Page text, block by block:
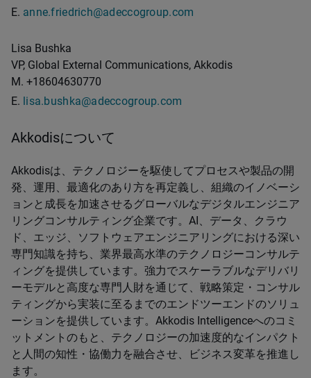
E. anne.friedrich@adeccogroup.com
Lisa Bushka
VP, Global External Communications, Akkodis
M. +18604630770
E. lisa.bushka@adeccogroup.com
Akkodisについて
Akkodisは、テクノロジーを駆使してプロセスや製品の開
発、運用、最適化のあり方を再定義し、組織のイノベーシ
ョンと成長を加速させるグローバルなデジタルエンジニア
リングコンサルティング企業です。AI、データ、クラウ
ド、エッジ、ソフトウェアエンジニアリングにおける深い
専門知識を持ち、業界最高水準のテクノロジーコンサルテ
ィングを提供しています。強力でスケーラブルなデリバリ
ーモデルと高度な専門人財を通じて、戦略策定・コンサル
ティングから実装に至るまでのエンドツーエンドのソリュ
ーションを提供しています。Akkodis Intelligenceへのコミ
ットメントのもと、テクノロジーの加速度的なインパクト
と人間の知性・協働力を融合させ、ビジネス変革を推進し
ます。